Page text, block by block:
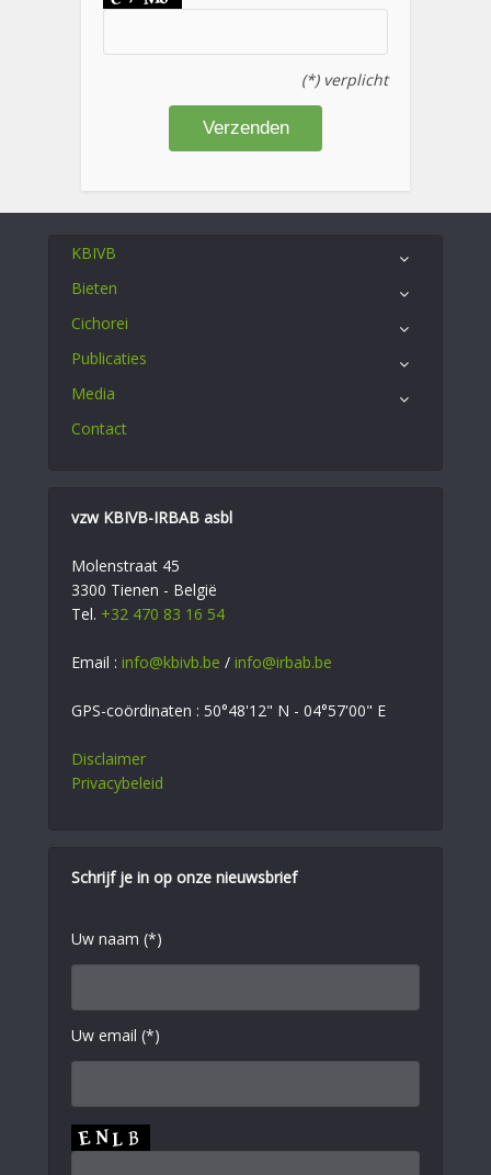
(*) verplicht
KBIVB
Bieten
Cichorei
Publicaties
Media
Contact
vzw KBIVB-IRBAB asbl
Molenstraat 45
3300 Tienen - België
Tel. +32 470 83 16 54
Email : info@kbivb.be / info@irbab.be
GPS-coördinaten : 50°48'12" N - 04°57'00" E
Disclaimer
Privacybeleid
Schrijf je in op onze nieuwsbrief
Uw naam (*)
Uw email (*)